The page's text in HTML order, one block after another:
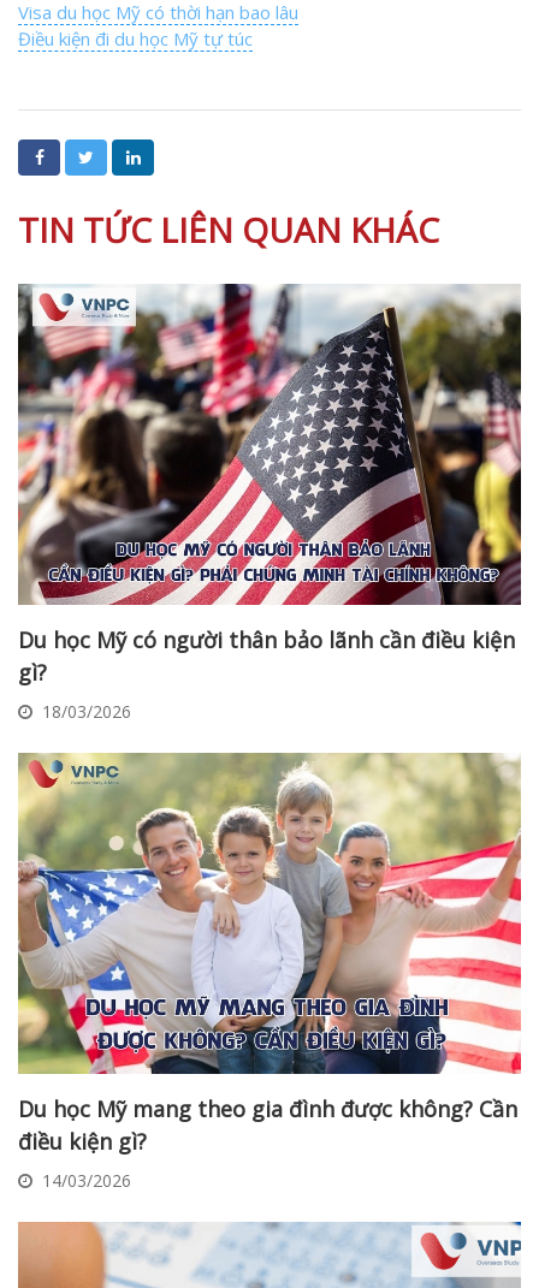
Visa du học Mỹ có thời hạn bao lâu
Điều kiện đi du học Mỹ tự túc
TIN TỨC LIÊN QUAN KHÁC
Du học Mỹ có người thân bảo lãnh cần điều kiện
gì?
18/03/2026
Du học Mỹ mang theo gia đình được không? Cần
điều kiện gì?
14/03/2026